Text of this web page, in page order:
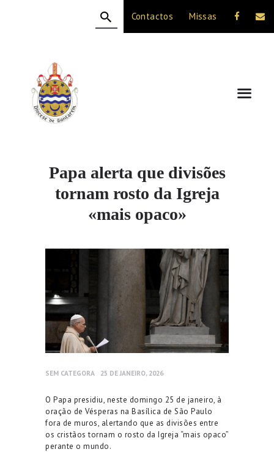
Contactos Missas
Papa alerta que divisões
tornam rosto da Igreja
«mais opaco»
A DIOCESE
CELEBRAÇÃO
VIDA CRISTÃ
NOTÍCIAS
SEM CATEGORA 25 DE JANEIRO, 2026
O Papa presidiu, neste domingo 25 de janeiro, à
oração de Vésperas na Basílica de São Paulo
fora de muros, alertando que as divisões entre
os cristãos tornam o rosto da Igreja “mais opaco”
perante o mundo.